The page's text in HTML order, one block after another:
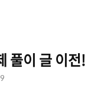
풀이 글 이전!